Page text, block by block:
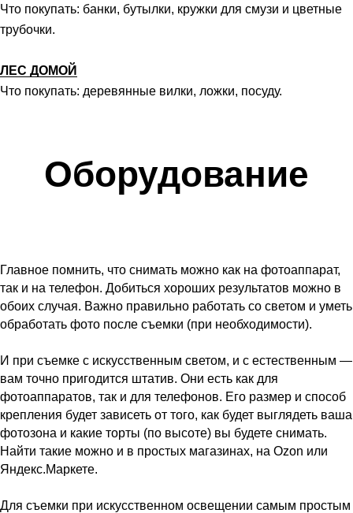
Что покупать: банки, бутылки, кружки для смузи и цветные
трубочки.
ЛЕС ДОМОЙ
Что покупать: деревянные вилки, ложки, посуду.
Оборудование
Главное помнить, что снимать можно как на фотоаппарат,
так и на телефон. Добиться хороших результатов можно в
обоих случая. Важно правильно работать со светом и уметь
обработать фото после съемки (при необходимости).
И при съемке с искусственным светом, и с естественным —
вам точно пригодится штатив. Они есть как для
фотоаппаратов, так и для телефонов. Его размер и способ
крепления будет зависеть от того, как будет выглядеть ваша
фотозона и какие торты (по высоте) вы будете снимать.
Найти такие можно и в простых магазинах, на Ozon или
Яндекс.Маркете.
Для съемки при искусственном освещении самым простым